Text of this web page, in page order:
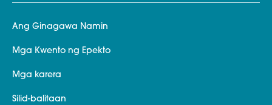
Ang Ginagawa Namin
Mga Kwento ng Epekto
Mga karera
Silid-balitaan